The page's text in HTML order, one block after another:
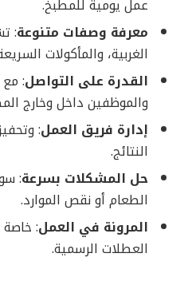
عمل يومية للمطبخ.
معرفة وصفات متنوعة:
الغربية، والمأكولات
القدرة على التواصل:
والموظفين داخل وخارج
إدارة فريق العمل:
النتائج.
حل المشكلات بسرعة:
الطعام أو نقص الموارد.
المرونة في العمل: خاصة
العطلات الرسمية.